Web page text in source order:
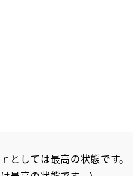
としては最高の状態です